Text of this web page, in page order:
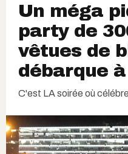
Un méga
party de
vêtues de
débarque
C'est LA soirée où